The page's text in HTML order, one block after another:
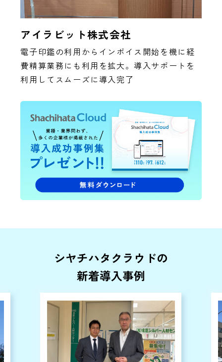
アイラビット株式会社
電子印鑑の利用からインボイス開始を機に経
費精算業務にも利用を拡大。導入サポートを
利用してスムーズに導入完了
シヤチハタクラウドの
新着導入事例